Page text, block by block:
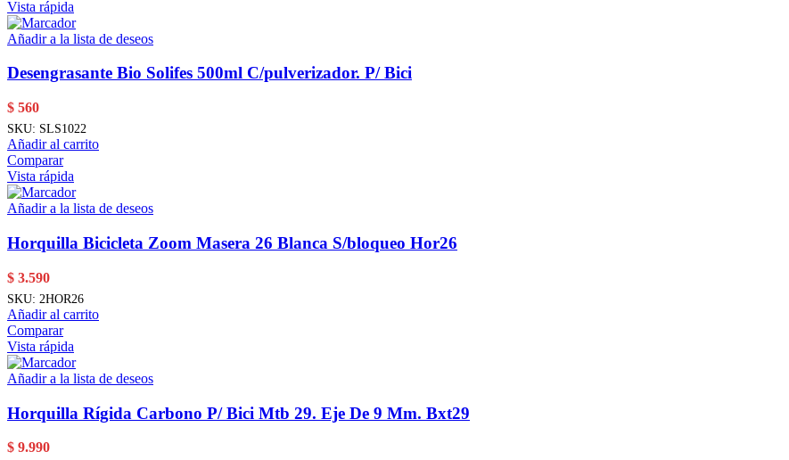
Vista rápida
Añadir a la lista de deseos
Desengrasante Bio Solifes 500ml C/pulverizador. P/ Bici
$ 560
SKU: SLS1022
Añadir al carrito
Comparar
Vista rápida
Añadir a la lista de deseos
Horquilla Bicicleta Zoom Masera 26 Blanca S/bloqueo Hor26
$ 3.590
SKU: 2HOR26
Añadir al carrito
Comparar
Vista rápida
Añadir a la lista de deseos
Horquilla Rígida Carbono P/ Bici Mtb 29. Eje De 9 Mm. Bxt29
$ 9.990